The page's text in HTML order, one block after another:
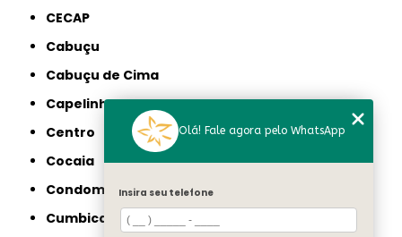
CECAP
Cabuçu
Cabuçu de Cima
Capelinha
Centro
Cocaia
Condomínio Veigas
Cumbica
Olá! Fale agora pelo WhatsApp
Insira seu telefone